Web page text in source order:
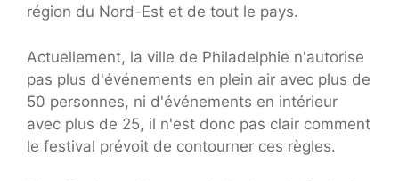
région du Nord-Est et de tout le pays.
Actuellement, la ville de Philadelphie n'autorise
pas plus d'événements en plein air avec plus de
50 personnes, ni d'événements en intérieur
avec plus de 25, il n'est donc pas clair comment
le festival prévoit de contourner ces règles.